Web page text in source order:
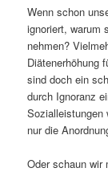
Wenn schon
ignoriert, warum
nehmen?
Diätenerhöhung
sind doch ein
durch Ignoranz
Sozialleistungen
nur die
Oder schaun wir